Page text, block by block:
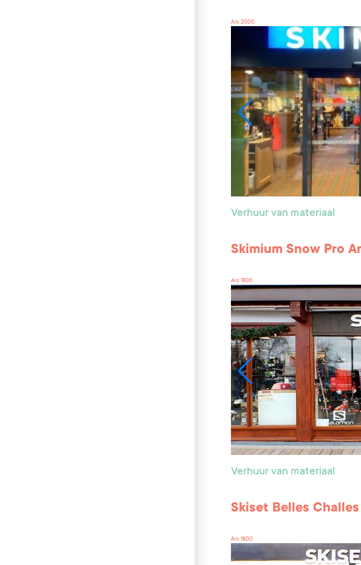
Arc 2000
Verhuur van materiaal
Skimium Snow Pro
Arc 1800
Verhuur van materiaal
Skiset Belles Challes
Arc 1800